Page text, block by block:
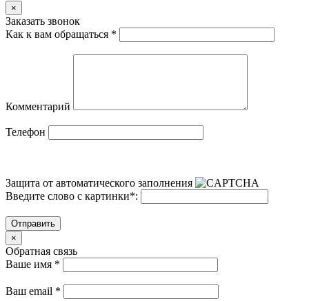
×
Заказать звонок
Как к вам обращаться *
Комментарий
Телефон
Защита от автоматического заполнения
Введите слово с картинки*:
Отправить
×
Обратная связь
Ваше имя *
Ваш email *